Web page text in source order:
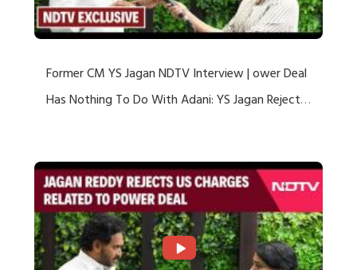
Former CM YS Jagan NDTV Interview | ower Deal
Has Nothing To Do With Adani: YS Jagan Rejects